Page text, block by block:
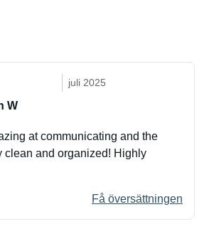
juli 2025
W
at communicating and the
clean and organized! Highly
Få översättningen